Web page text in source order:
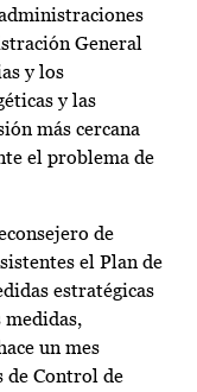
General
y los
y las
más cercana
el problema de
de
el Plan de
estratégicas
medidas,
un mes
de Control de